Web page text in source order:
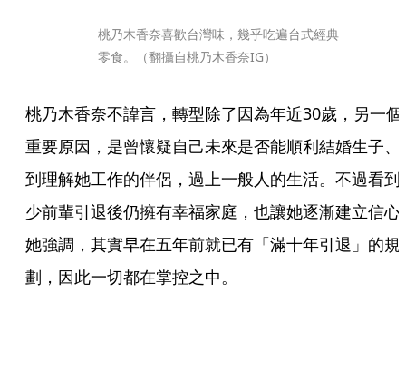
桃乃木香奈喜歡台灣味，幾乎吃遍台式經典
零食。（翻攝自桃乃木香奈IG）
桃乃木香奈不諱言，轉型除了因為年近30歲，另一個
重要原因，是曾懷疑自己未來是否能順利結婚生子、
到理解她工作的伴侶，過上一般人的生活。不過看到
少前輩引退後仍擁有幸福家庭，也讓她逐漸建立信心
她強調，其實早在五年前就已有「滿十年引退」的規
劃，因此一切都在掌控之中。